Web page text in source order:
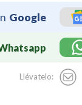
Google
Llévatelo: